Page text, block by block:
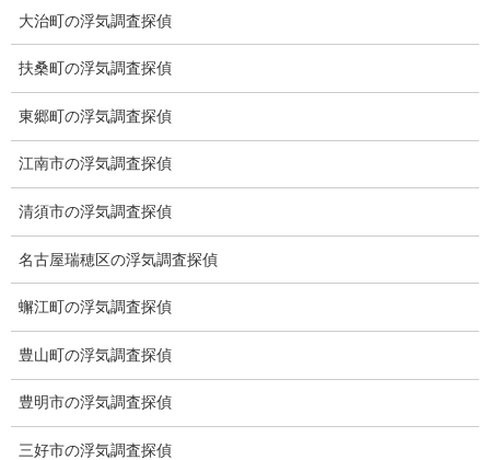
まず他社の誹謗中傷をしない探偵社です。
他業種では見かけないレベルです。
大切なことは他社を蹴落とすことではなく自社の調査スキルを磨
出張面談は出来ますか？
お客様の仕事上または家事、育児、パートなどのご都合で時間が
弊社がお近くまで行くことでお客様にその分お時間が取れます。
調査料金の全国相場は？
大治町の浮気調査探偵
扶桑町の浮気調査探偵
東郷町の浮気調査探偵
江南市の浮気調査探偵
清須市の浮気調査探偵
名古屋瑞穂区の浮気調査探偵
蠏江町の浮気調査探偵
豊山町の浮気調査探偵
豊明市の浮気調査探偵
三好市の浮気調査探偵